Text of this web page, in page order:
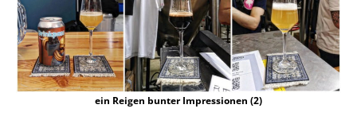
ein Reigen bunter Impressionen (2)